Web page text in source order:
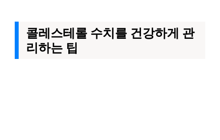
콜레스테롤 수치를 건강하게 관
리하는 팁